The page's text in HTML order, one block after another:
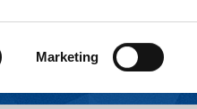
Marketing